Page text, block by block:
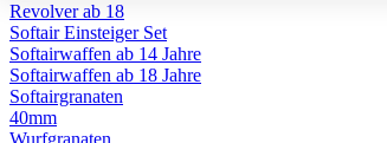
Revolver ab 18
Softair Einsteiger Set
Softairwaffen ab 14 Jahre
Softairwaffen ab 18 Jahre
Softairgranaten
40mm
Wurfgranaten